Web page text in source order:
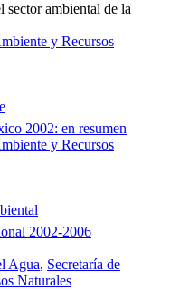
sector ambiental de la
y Recursos
2002: en resumen
y Recursos
2002-2006
Agua, Secretaría de
Naturales